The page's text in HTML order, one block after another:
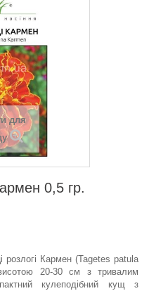
для
0,5 гр.
розлогі Кармен (Tagetes patula
20-30 см з тривалим
кулеподібний кущ з